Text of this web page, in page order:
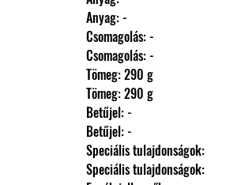
                Anyag: -
                Csomagolás: -
                Csomagolás: -
                Tömeg: 290 g
                Tömeg: 290 g
                Betűjel: -
                Betűjel: -
                Speciális tulajdonságok:
                Speciális tulajdonságok: